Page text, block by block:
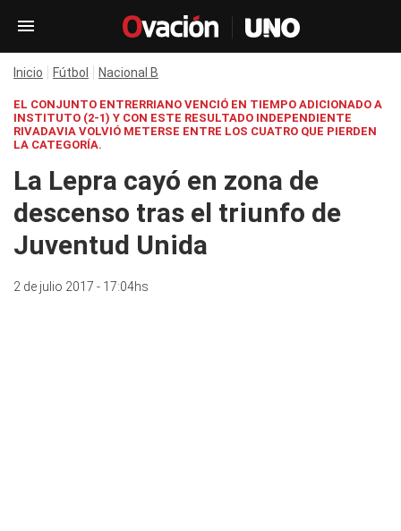
Inicio Fútbol Nacional B
EL CONJUNTO ENTRERRIANO VENCIÓ EN TIEMPO ADICIONADO A
INSTITUTO (2-1) Y CON ESTE RESULTADO INDEPENDIENTE
RIVADAVIA VOLVIÓ METERSE ENTRE LOS CUATRO QUE PIERDEN
LA CATEGORÍA.
La Lepra cayó en zona de
descenso tras el triunfo de
Juventud Unida
2 de julio 2017 - 17:04hs